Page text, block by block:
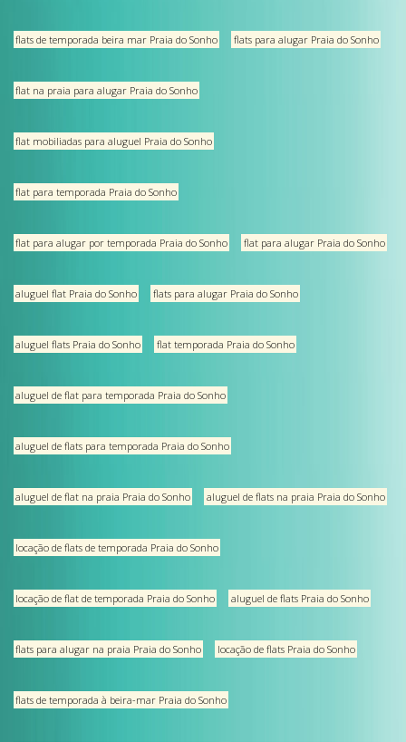
flats de temporada beira mar Praia do Sonho flats para alugar Praia do Sonho
flat na praia para alugar Praia do Sonho
flat mobiliadas para aluguel Praia do Sonho
flat para temporada Praia do Sonho
flat para alugar por temporada Praia do Sonho flat para alugar Praia do Sonho
aluguel flat Praia do Sonho flats para alugar Praia do Sonho
aluguel flats Praia do Sonho flat temporada Praia do Sonho
aluguel de flat para temporada Praia do Sonho
aluguel de flats para temporada Praia do Sonho
aluguel de flat na praia Praia do Sonho aluguel de flats na praia Praia do Sonho
locação de flats de temporada Praia do Sonho
locação de flat de temporada Praia do Sonho aluguel de flats Praia do Sonho
flats para alugar na praia Praia do Sonho locação de flats Praia do Sonho
flats de temporada à beira-mar Praia do Sonho